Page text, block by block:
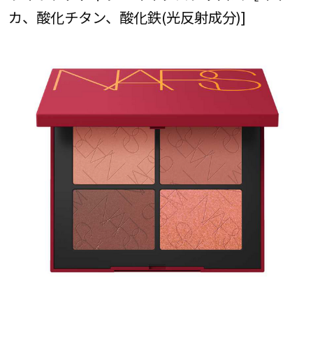
カ、酸化チタン、酸化鉄(光反射成分)]